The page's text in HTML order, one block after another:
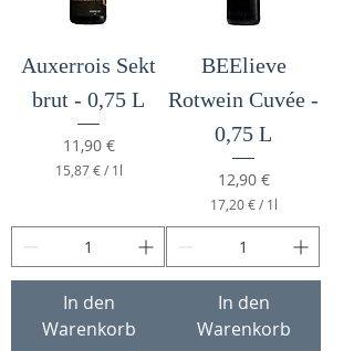
Auxerrois Sekt
brut - 0,75 L
Preis
11,90 €
15,87 € / 1l
,
8
7
€
p
r
In den
Warenkorb
BEElieve
Rotwein Cuvée -
0,75 L
Preis
12,90 €
17,20 € / 1l
7
,
0
€
In den
Warenkorb